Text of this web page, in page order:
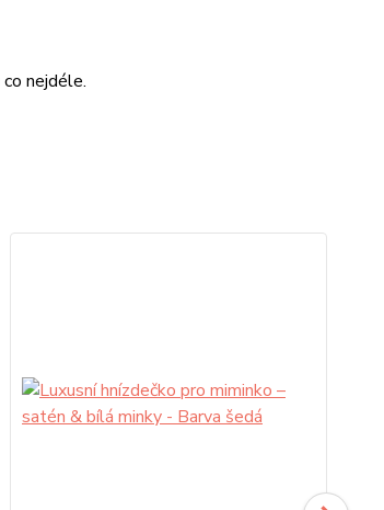
nejdéle.